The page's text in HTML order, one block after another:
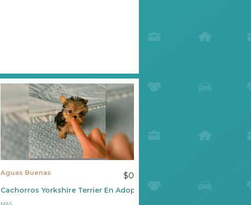
Aguas Buenas $0
Cachorros Yorkshire Terrier En Adopción.